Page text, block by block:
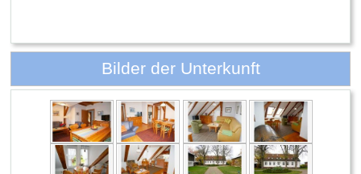
Bilder der Unterkunft